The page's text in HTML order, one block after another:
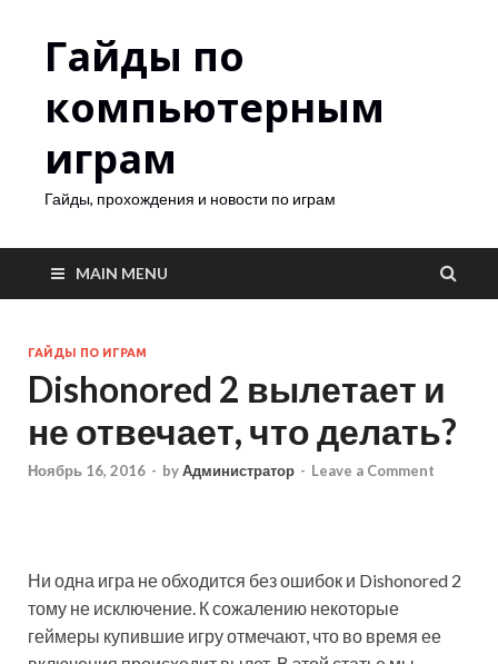
Гайды по
компьютерным
играм
Гайды, прохождения и новости по играм
MAIN MENU
ГАЙДЫ ПО ИГРАМ
Dishonored 2 вылетает и
не отвечает, что делать?
Ноябрь 16, 2016 - byАдминистратор - Leave a Comment
Ни одна игра не обходится без ошибок и Dishonored 2
тому не исключение. К сожалению некоторые
геймеры купившие игру отмечают, что во время ее